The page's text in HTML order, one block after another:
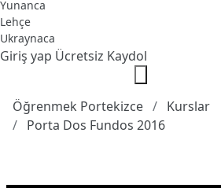
Yunanca
Lehçe
Ukraynaca
Giriş yap Ücretsiz Kaydol
Öğrenmek Portekizce
Kurslar
Porta Dos Fundos 2016